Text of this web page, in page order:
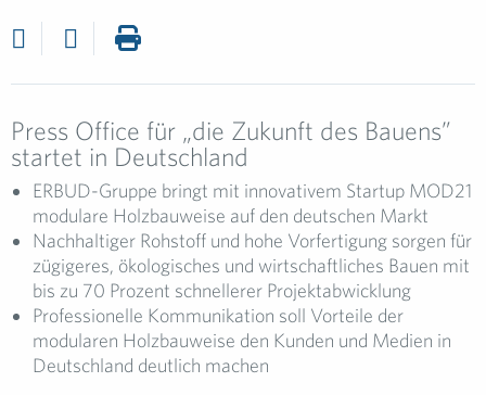
Press Office für „die Zukunft des Bauens”
startet in Deutschland
ERBUD-Gruppe bringt mit innovativem Startup MOD21
modulare Holzbauweise auf den deutschen Markt
Nachhaltiger Rohstoff und hohe Vorfertigung sorgen für
zügigeres, ökologisches und wirtschaftliches Bauen mit
bis zu 70 Prozent schnellerer Projektabwicklung
Professionelle Kommunikation soll Vorteile der
modularen Holzbauweise den Kunden und Medien in
Deutschland deutlich machen